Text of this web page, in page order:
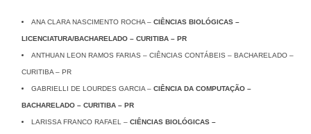
ANA CLARA NASCIMENTO ROCHA – CIÊNCIAS BIOLÓGICAS –
LICENCIATURA/BACHARELADO – CURITIBA – PR
ANTHUAN LEON RAMOS FARIAS – CIÊNCIAS CONTÁBEIS – BACHARELADO –
CURITIBA – PR
GABRIELLI DE LOURDES GARCIA – CIÊNCIA DA COMPUTAÇÃO –
BACHARELADO – CURITIBA – PR
LARISSA FRANCO RAFAEL – CIÊNCIAS BIOLÓGICAS –